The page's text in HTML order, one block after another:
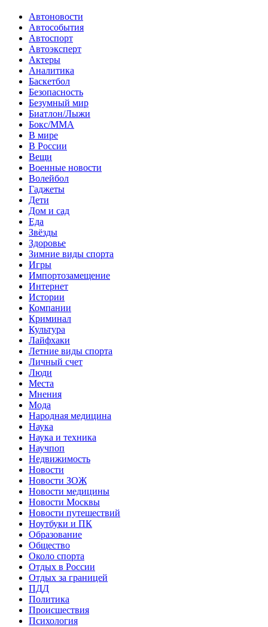
Автоновости
Автособытия
Автоспорт
Автоэксперт
Актеры
Аналитика
Баскетбол
Безопасность
Безумный мир
Биатлон/Лыжи
Бокс/MMA
В мире
В России
Вещи
Военные новости
Волейбол
Гаджеты
Дети
Дом и сад
Еда
Звёзды
Здоровье
Зимние виды спорта
Игры
Импортозамещение
Интернет
Истории
Компании
Криминал
Культура
Лайфхаки
Летние виды спорта
Личный счет
Люди
Места
Мнения
Мода
Народная медицина
Наука
Наука и техника
Научпоп
Недвижимость
Новости
Новости ЗОЖ
Новости медицины
Новости Москвы
Новости путешествий
Ноутбуки и ПК
Образование
Общество
Около спорта
Отдых в России
Отдых за границей
ПДД
Политика
Происшествия
Психология